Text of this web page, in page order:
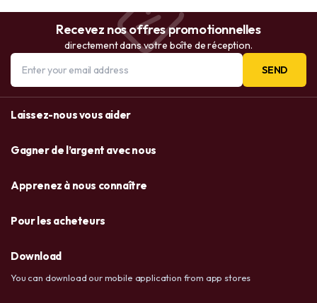
Recevez nos offres promotionnelles
directement dans votre boîte de réception.
SEND
Laissez-nous vous aider
Gagner de l’argent avec nous
Apprenez à nous connaître
Pour les acheteurs
Download
You can download our mobile application from app stores